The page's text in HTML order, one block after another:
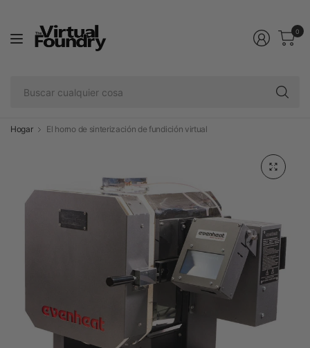
0
Hogar El horno de sinterización de fundición virtual